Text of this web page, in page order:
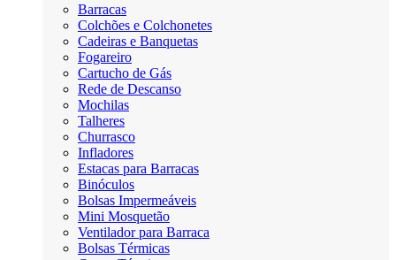
Barracas
Colchões e Colchonetes
Cadeiras e Banquetas
Fogareiro
Cartucho de Gás
Rede de Descanso
Mochilas
Talheres
Churrasco
Infladores
Estacas para Barracas
Binóculos
Bolsas Impermeáveis
Mini Mosquetão
Ventilador para Barraca
Bolsas Térmicas